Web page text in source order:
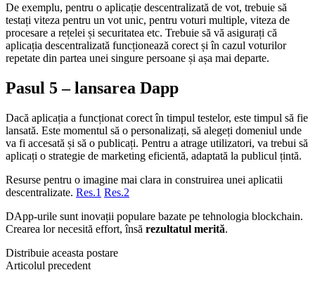
De exemplu, pentru o aplicație descentralizată de vot, trebuie să
testați viteza pentru un vot unic, pentru voturi multiple, viteza de
procesare a rețelei și securitatea etc. Trebuie să vă asigurați că
aplicația descentralizată funcționează corect și în cazul voturilor
repetate din partea unei singure persoane și așa mai departe.
Pasul 5 – lansarea Dapp
Dacă aplicația a funcționat corect în timpul testelor, este timpul să fie
lansată. Este momentul să o personalizați, să alegeți domeniul unde
va fi accesată și să o publicați. Pentru a atrage utilizatori, va trebui să
aplicați o strategie de marketing eficientă, adaptată la publicul țintă.
Resurse pentru o imagine mai clara in construirea unei aplicatii
descentralizate. Res.1 Res.2
DApp-urile sunt inovații populare bazate pe tehnologia blockchain.
Crearea lor necesită effort, însă rezultatul merită.
Distribuie aceasta postare
Articolul precedent